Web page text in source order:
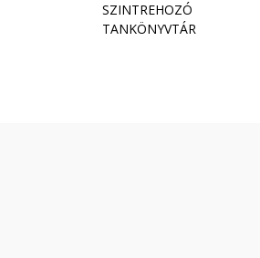
SZINTREHOZÓ
TANKÖNYVTÁR